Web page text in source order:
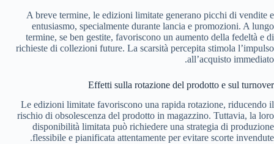
A breve termine, le edizioni limitate generano picchi di vendite e
entusiasmo, specialmente durante lancia e promozioni. A lungo
termine, se ben gestite, favoriscono un aumento della fedeltà e di
richieste di collezioni future. La scarsità percepita stimola l’impulso
all’acquisto immediato.
Effetti sulla rotazione del prodotto e sul turnover
Le edizioni limitate favoriscono una rapida rotazione, riducendo il
rischio di obsolescenza del prodotto in magazzino. Tuttavia, la loro
disponibilità limitata può richiedere una strategia di produzione
flessibile e pianificata attentamente per evitare scorte invendute.